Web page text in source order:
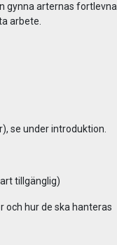
arternas
arbete.
se under introduktion.
tillgänglig)
hur de ska hanteras